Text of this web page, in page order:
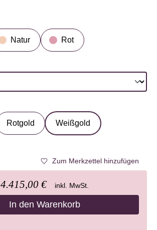
Natur Rot
Rotgold Weißgold
Zum Merkzettel hinzufügen
4.415,00 € inkl. MwSt.
In den Warenkorb